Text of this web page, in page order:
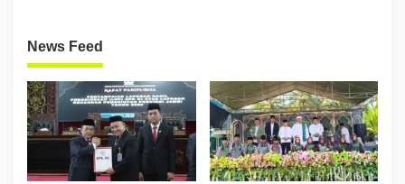
News Feed